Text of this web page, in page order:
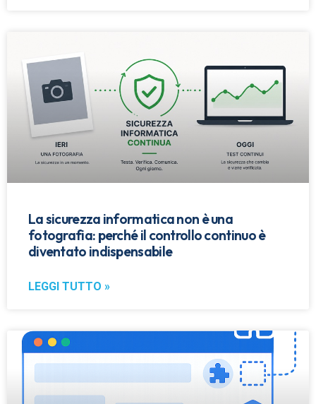
La sicurezza informatica non è una
fotografia: perché il controllo continuo è
diventato indispensabile
LEGGI TUTTO »